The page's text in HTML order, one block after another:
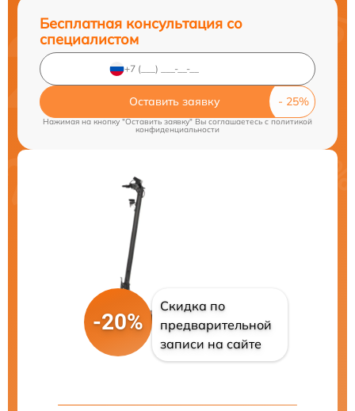
Бесплатная консультация со
специалистом
Оставить заявку
Нажимая на кнопку "Оставить заявку" Вы соглашаетесь cполитикой
конфиденциальности
-20%
Скидка по
предварительной
записи на сайте